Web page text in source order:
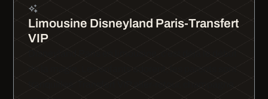
Limousine Disneyland Paris-Transfert
VIP
de la magie. Les enfants adorent, les parents sont